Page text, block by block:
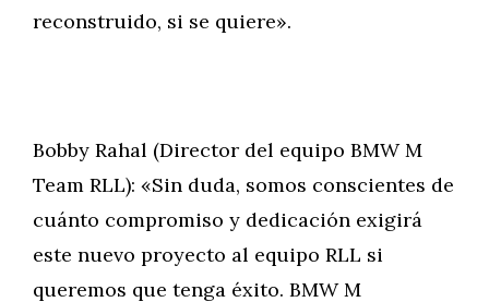
reconstruido, si se quiere».
Bobby Rahal (Director del equipo BMW M
Team RLL): «Sin duda, somos conscientes de
cuánto compromiso y dedicación exigirá
este nuevo proyecto al equipo RLL si
queremos que tenga éxito. BMW M